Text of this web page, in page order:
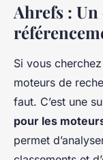
Ahrefs :
Si vous
moteurs de
faut. C’est une
pour les
permet